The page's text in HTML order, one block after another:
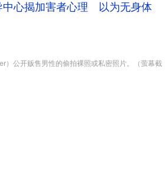
中心揭加害者心理 以为无身体
）公开贩售男性的偷拍裸照或私密照片。（萤幕截